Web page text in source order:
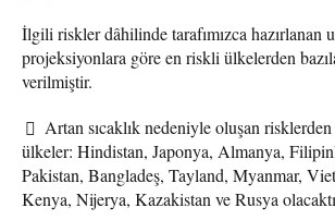
İlgili riskler dâhilinde tarafımızca hazırlanan
projeksiyonlara göre en riskli ülkelerden
verilmiştir.
Artan sıcaklık nedeniyle oluşan
ülkeler: Hindistan, Japonya, Almanya,
Pakistan, Bangladeş, Tayland, Myanmar,
Kenya, Nijerya, Kazakistan ve Rusya